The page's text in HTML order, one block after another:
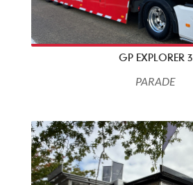
GP EXPLORER 3
PARADE